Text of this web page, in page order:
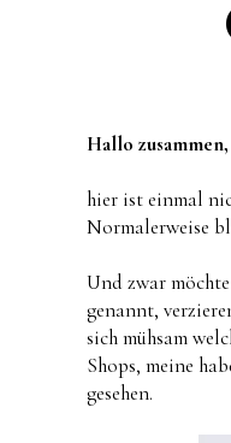
Hallo zusammen,
hier ist einmal
Normalerweise
Und zwar
genannt,
sich mühsam
Shops, meine
gesehen.